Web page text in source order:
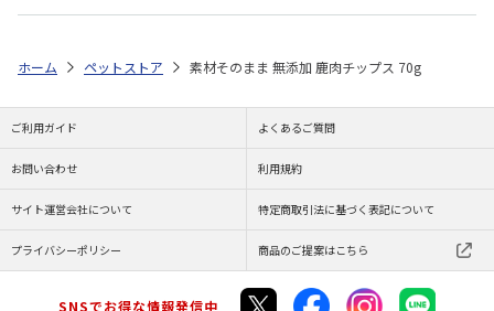
ホーム ペットストア 素材そのまま 無添加 鹿肉チップス 70g
ご利用ガイド よくあるご質問
お問い合わせ 利用規約
サイト運営会社について 特定商取引法に基づく表記について
プライバシーポリシー 商品のご提案はこちら
SNSでお得な情報発信中